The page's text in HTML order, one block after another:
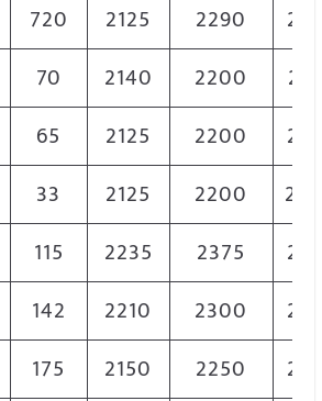
720 2125 2290
70 2140 2200
65 2125 2200
33 2125 2200
115 2235 2375
142 2210 2300
175 2150 2250